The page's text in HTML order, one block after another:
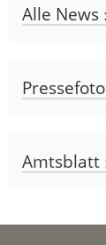
Alle News
Amtsblatt